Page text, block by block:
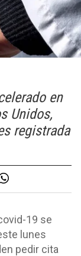
en
Unidos,
registrada
19 se
lunes
pedir cita